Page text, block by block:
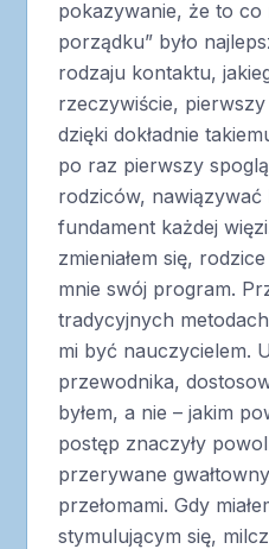
pokazywanie, że to co
porządku” było
rodzaju kontaktu,
rzeczywiście, pierwszy
dzięki dokładnie
po raz pierwszy
rodziców,
fundament każdej
zmieniałem się,
mnie swój program.
tradycyjnych
mi być nauczycielem.
przewodnika,
byłem, a nie – jakim
postęp znaczyły
przerywane
przełomami. Gdy
stymulującym się,